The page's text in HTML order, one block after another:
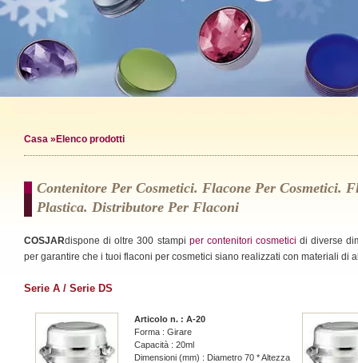
Casa »Elenco prodotti
Contenitore Per Cosmetici. Flacone Per Cosmetici.
Plastica. Distributore Per Flaconi
COSJARdispone di oltre 300 stampi per contenitori cosmetici di diverse
per garantire che i tuoi flaconi per cosmetici siano realizzati con materiali di
Serie A / Serie DS
Articolo n. : A-20
Forma : Girare
Capacità : 20ml
Dimensioni (mm) : Diametro 70 * Altezza